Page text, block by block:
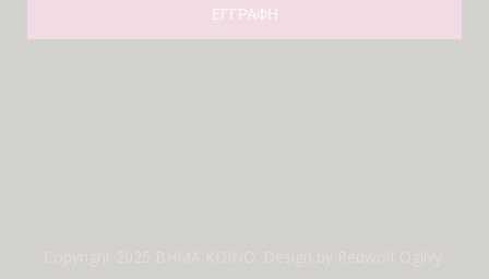
ΕΓΓΡΑΦΗ